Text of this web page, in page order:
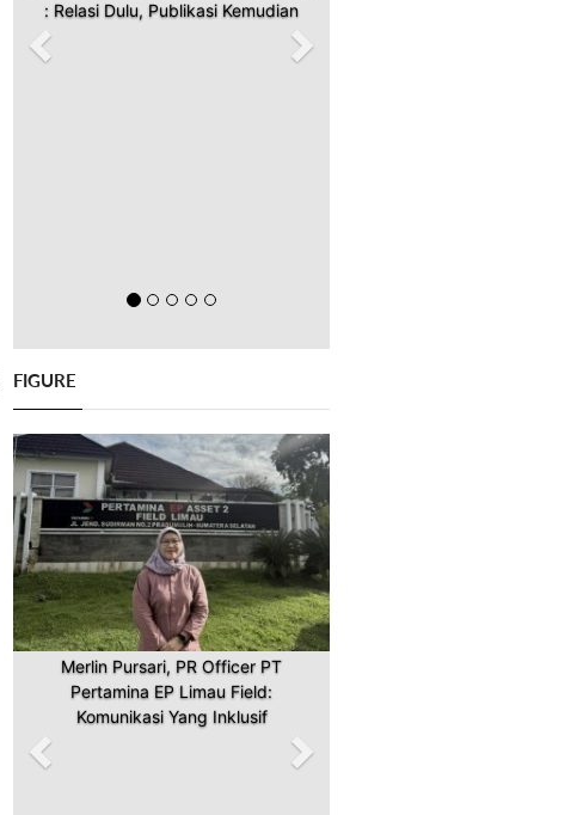
: Relasi Dulu, Publikasi Kemudian
FIGURE
Merlin Pursari, PR Officer PT
Pertamina EP Limau Field:
Komunikasi Yang Inklusif
Previous Next